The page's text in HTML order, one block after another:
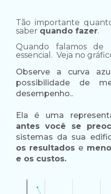
Tão importante
saber quando fazer.
Quando falamos de
essencial. Veja no
Observe a curva
possibilidade de
desempenho..
Ela é uma
antes você se
sistemas da sua
os resultados e
e os custos.